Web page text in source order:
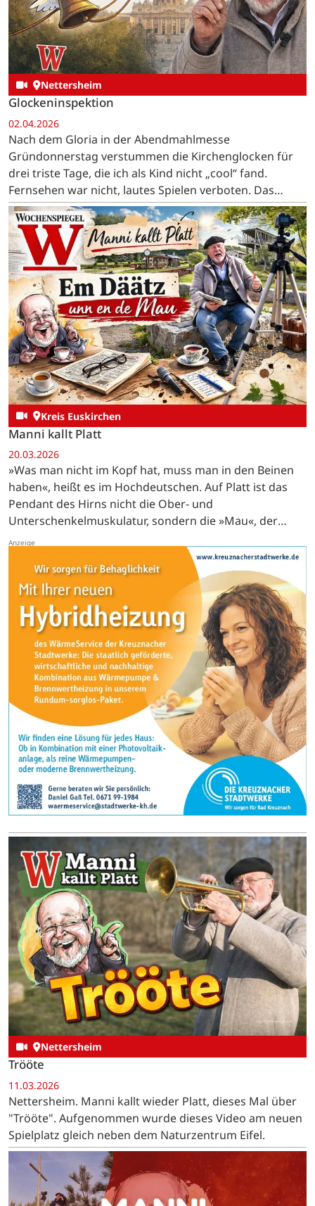
Nettersheim
Glockeninspektion
02.04.2026
Nach dem Gloria in der Abendmahlmesse
Gründonnerstag verstummen die Kirchenglocken für
drei triste Tage, die ich als Kind nicht „cool“ fand.
Fernsehen war nicht, lautes Spielen verboten. Das
Essen war eintönig, Karfreitag gabs Hering und
Kartoffeln, Karsamstag…
Kreis Euskirchen
Manni kallt Platt
20.03.2026
»Was man nicht im Kopf hat, muss man in den Beinen
haben«, heißt es im Hochdeutschen. Auf Platt ist das
Pendant des Hirns nicht die Ober- und
Unterschenkelmuskulatur, sondern die »Mau«, der
lateinisch »Musculus biceps brachii« genannte…
Nettersheim
Trööte
11.03.2026
Nettersheim. Manni kallt wieder Platt, dieses Mal über
"Trööte". Aufgenommen wurde dieses Video am neuen
Spielplatz gleich neben dem Naturzentrum Eifel.